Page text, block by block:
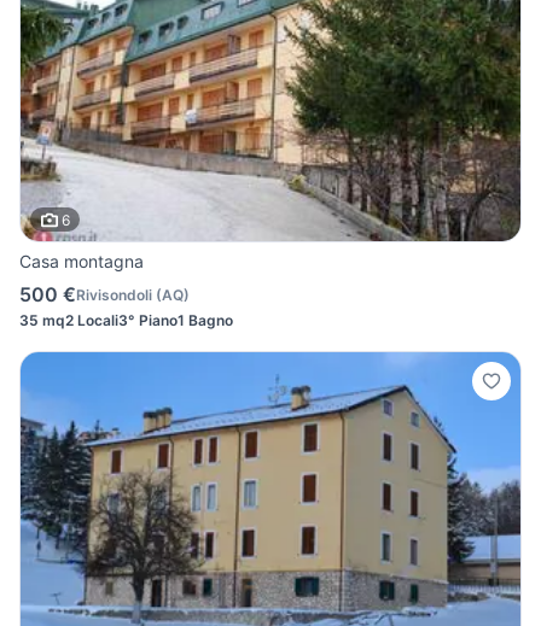
6
Casa montagna
500 €Rivisondoli (AQ)
35 mq2 Locali3° Piano1 Bagno